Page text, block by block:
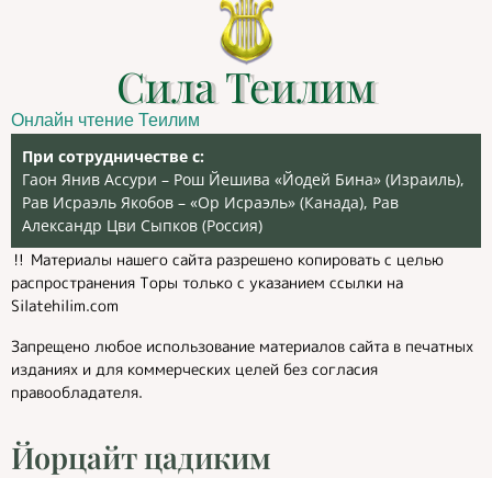
Сила Теилим
Онлайн чтение Теилим
При сотрудничестве с:
Гаон Янив Ассури – Рош Йешива «Йодей Бина» (Израиль),
Рав Исраэль Якобов – «Ор Исраэль» (Канада), Рав
Александр Цви Сыпков (Россия)
‼️ Материалы нашего сайта разрешено копировать с целью
распространения Торы только с указанием ссылки на
Silatehilim.com
Запрещено любое использование материалов сайта в печатных
изданиях и для коммерческих целей без согласия
правообладателя.
Йорцайт цадиким